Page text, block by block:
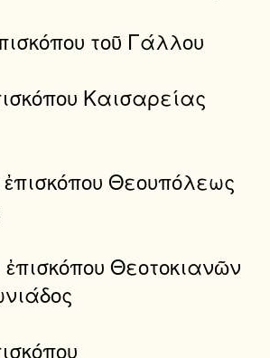
τοῦ Γάλλου
Καισαρείας
Θεουπόλεως
Θεοτοκιανῶν